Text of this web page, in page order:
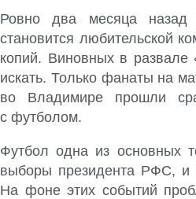
Ровно два месяца назад
становится любительской
копий. Виновных в
искать. Только фанаты на
во Владимире прошли
с футболом.
Футбол одна из основных
выборы президента РФС, и
На фоне этих событий